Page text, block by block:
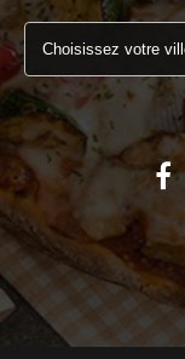
MENTIONS
C.G.V